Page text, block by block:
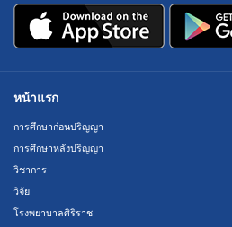
หน้าแรก
การศึกษาก่อนปริญญา
การศึกษาหลังปริญญา
วิชาการ
วิจัย
โรงพยาบาลศิริราช